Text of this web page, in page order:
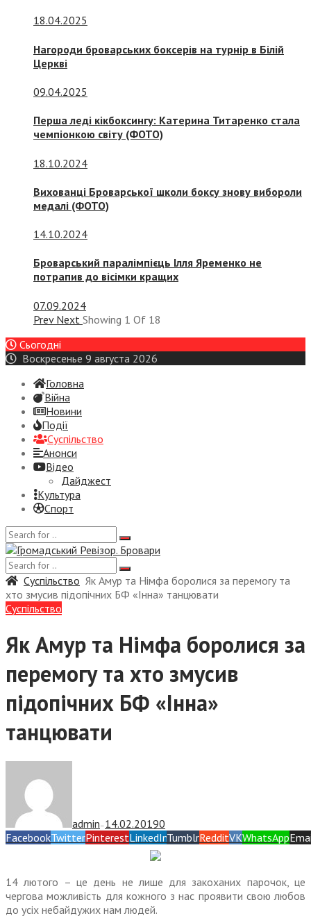
18.04.2025
Нагороди броварських боксерів на турнір в Білій
Церкві
09.04.2025
Перша леді кікбоксингу: Катерина Титаренко стала
чемпіонкою світу (ФОТО)
18.10.2024
Вихованці Броварської школи боксу знову вибороли
медалі (ФОТО)
14.10.2024
Броварський паралімпієць Ілля Яременко не
потрапив до вісімки кращих
07.09.2024
Prev Next Showing 1 Of 18
Сьогодні
Воскресенье 9 августа 2026
Головна
Війна
Новини
Події
Суспiльство
Анонси
Відео
Дайджест
Культура
Спорт
Суспiльство Як Амур та Німфа боролися за перемогу та
хто змусив підопічних БФ «Інна» танцювати
Суспiльство
Як Амур та Німфа боролися за
перемогу та хто змусив
підопічних БФ «Інна»
танцювати
admin — 14.02.20190
FacebookTwitterPinterestLinkedInTumblrRedditVKWhatsApp
14 лютого – це день не лише для закоханих парочок, це
чергова можливість для кожного з нас проявити свою любов
до усіх небайдужих нам людей.